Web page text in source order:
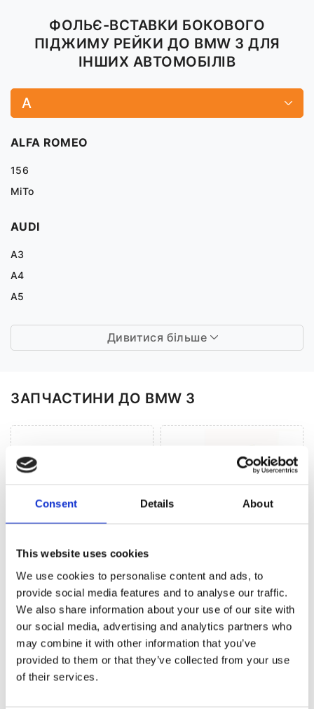
Consent Details About
This website uses cookies
We use cookies to personalise content and ads, to
provide social media features and to analyse our traffic.
We also share information about your use of our site with
our social media, advertising and analytics partners who
may combine it with other information that you’ve
provided to them or that they’ve collected from your use
of their services.
ФОЛЬЄ-ВСТАВКИ БОКОВОГО
ПІДЖИМУ РЕЙКИ ДО BMW 3 ДЛЯ
ІНШИХ АВТОМОБІЛІВ
A
ALFA ROMEO
156
MiTo
AUDI
A3
A4
A5
Дивитися більше
ЗАПЧАСТИНИ ДО BMW 3
Рульове управління
(376)
РУЛЬОВЕ УПРАВЛІННЯ ДЛЯBMW 3